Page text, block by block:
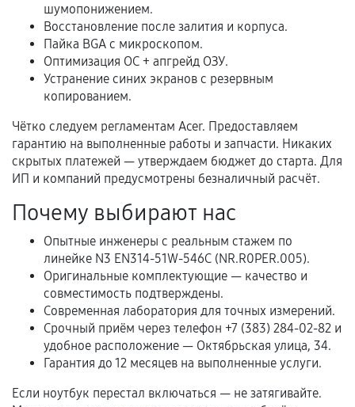
Когда гарантия не действует
Нарушение правил эксплуатации,
механические повреждения, попадание влаги,
перегрев, коррозия.
Самостоятельный ремонт или вмешательство
третьих лиц.
предусмотрено отдельно.
Обращение после окончания гарантийного
срока.
Программные сбои, если это не указано в
отдельных условиях.
Если комплектующие куплены
самостоятельно
шумопонижением.
Восстановление после залития и корпуса.
Пайка BGA с микроскопом.
Оптимизация ОС + апгрейд ОЗУ.
Устранение синих экранов с резервным
копированием.
Чётко следуем регламентам Acer. Предоставляем
гарантию на выполненные работы и запчасти. Никаких
скрытых платежей — утверждаем бюджет до старта. Для
ИП и компаний предусмотрены безналичный расчёт.
Почему выбирают нас
Опытные инженеры с реальным стажем по
линейке N3 EN314-51W-546C (NR.R0PER.005).
Оригинальные комплектующие — качество и
совместимость подтверждены.
Современная лаборатория для точных измерений.
Срочный приём через телефон +7 (383) 284-02-82 и
удобное расположение — Октябрьская улица, 34.
Гарантия до 12 месяцев на выполненные услуги.
Если ноутбук перестал включаться — не затягивайте.